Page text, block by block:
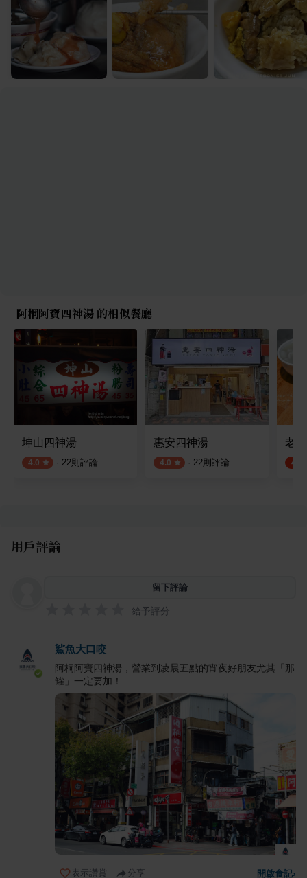
阿桐阿寶四神湯 的相似餐廳
坤山四神湯
4.0 · 22則評論
惠安四神湯
4.0 · 22則評論
老
4.4
用戶評論
留下評論
給予評分
鯊魚大口咬
阿桐阿寶四神湯，營業到凌晨五點的宵夜好朋友尤其「那
罐」一定要加！
表示讚賞 分享 開啟食記›